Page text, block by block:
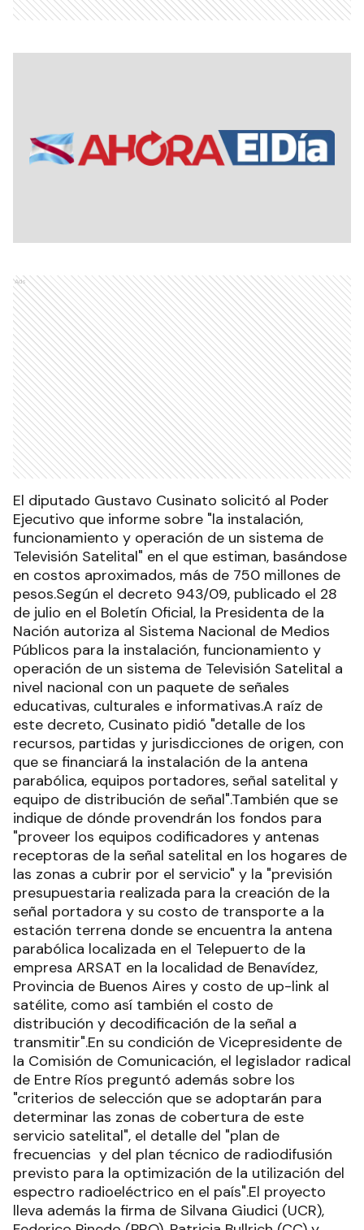
Ads
El diputado Gustavo Cusinato solicitó al Poder
Ejecutivo que informe sobre "la instalación,
funcionamiento y operación de un sistema de
Televisión Satelital" en el que estiman, basándose
en costos aproximados, más de 750 millones de
pesos.Según el decreto 943/09, publicado el 28
de julio en el Boletín Oficial, la Presidenta de la
Nación autoriza al Sistema Nacional de Medios
Públicos para la instalación, funcionamiento y
operación de un sistema de Televisión Satelital a
nivel nacional con un paquete de señales
educativas, culturales e informativas.A raíz de
este decreto, Cusinato pidió "detalle de los
recursos, partidas y jurisdicciones de origen, con
que se financiará la instalación de la antena
parabólica, equipos portadores, señal satelital y
equipo de distribución de señal".También que se
indique de dónde provendrán los fondos para
"proveer los equipos codificadores y antenas
receptoras de la señal satelital en los hogares de
las zonas a cubrir por el servicio" y la "previsión
presupuestaria realizada para la creación de la
señal portadora y su costo de transporte a la
estación terrena donde se encuentra la antena
parabólica localizada en el Telepuerto de la
empresa ARSAT en la localidad de Benavídez,
Provincia de Buenos Aires y costo de up-link al
satélite, como así también el costo de
distribución y decodificación de la señal a
transmitir".En su condición de Vicepresidente de
la Comisión de Comunicación, el legislador radical
de Entre Ríos preguntó además sobre los
"criterios de selección que se adoptarán para
determinar las zonas de cobertura de este
servicio satelital", el detalle del "plan de
frecuencias y del plan técnico de radiodifusión
previsto para la optimización de la utilización del
espectro radioeléctrico en el país".El proyecto
lleva además la firma de Silvana Giudici (UCR),